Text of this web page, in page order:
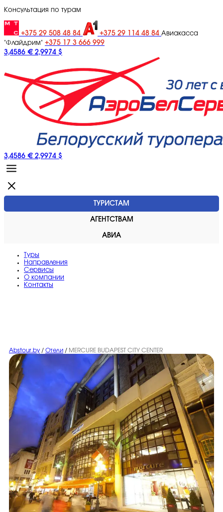
Консультация по турам
+375 29 508 48 84 +375 29 114 48 84 Авиакасса
"Флайдрим" +375 17 3 666 999
3,4586 € 2,9974 $
3,4586 € 2,9974 $
ТУРИСТАМ
АГЕНТСТВАМ
АВИА
Туры
Направления
Сервисы
O компании
Контакты
Abstour.by / Отели / MERCURE BUDAPEST CITY CENTER